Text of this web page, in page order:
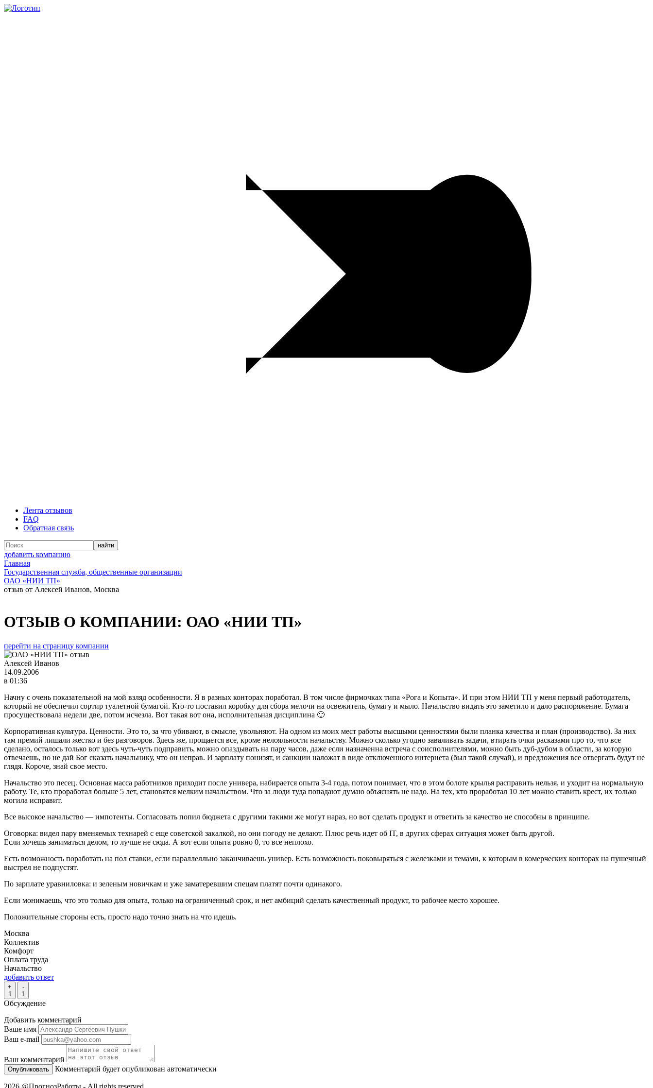
Лента отзывов
FAQ
Обратная связь
добавить компанию
Главная
Государственная служба, общественные организации
ОАО «НИИ ТП»
отзыв от Алексей Иванов, Москва
ОТЗЫВ О КОМПАНИИ: ОАО «НИИ ТП»
перейти на страницу компании
Алексей Иванов
14.09.2006
в 01:36
Начну с очень показательной на мой взляд особенности. Я в разных конторах поработал. В том числе фирмочках типа «Рога и Копыта». И при этом НИИ ТП у меня первый работодатель,
который не обеспечил сортир туалетной бумагой. Кто-то поставил коробку для сбора мелочи на освежитель, бумагу и мыло. Начальство видать это заметило и дало распоряжение. Бумага
просуществовала недели две, потом исчезла. Вот такая вот она, исполнительная дисциплина 🙂
Корпоративная культура. Ценности. Это то, за что убивают, в смысле, увольняют. На одном из моих мест работы высшыми ценностями были планка качества и план (производство). За них
там премий лишали жестко и без разговоров. Здесь же, прощается все, кроме нелояльности начальству. Можно сколько угодно заваливать задачи, втирать очки расказами про то, что все
сделано, осталось только вот здесь чуть-чуть подправить, можно опаздывать на пару часов, даже если назначенна встреча с соисполнителями, можно быть дуб-дубом в области, за которую
отвечаешь, но не дай Бог сказать начальнику, что он неправ. И зарплату понизят, и санкции наложат в виде отключенного интернета (был такой случай), и предложения все отвергать будут не
глядя. Короче, знай свое место.
Начальство это песец. Основная масса работников приходит после универа, набирается опыта 3-4 года, потом понимает, что в этом болоте крылья расправить нельзя, и уходит на нормальную
работу. Те, кто проработал больше 5 лет, становятся мелким начальством. Что за люди туда попадают думаю объяснять не надо. На тех, кто проработал 10 лет можно ставить крест, их только
могила исправит.
Все высокое начальство — импотенты. Согласовать попил бюджета с другими такими же могут нараз, но вот сделать продукт и ответить за качество не способны в принципе.
Оговорка: видел пару вменяемых технарей с еще советской закалкой, но они погоду не делают. Плюс речь идет об IT, в других сферах ситуация может быть другой.
Если хочешь заниматься делом, то лучше не сюда. А вот если опыта ровно 0, то все неплохо.
Есть возможность поработать на пол ставки, если параллелльно заканчиваешь универ. Есть возможность поковыряться с железками и темами, к которым в комерческих конторах на пушечный
выстрел не подпустят.
По зарплате уравниловка: и зеленым новичкам и уже заматеревшим спецам платят почти одинакого.
Если монимаешь, что это только для опыта, только на ограниченный срок, и нет амбиций сделать качественный продукт, то рабочее место хорошее.
Положительные стороны есть, просто надо точно знать на что идешь.
Москва
Коллектив
Комфорт
Оплата труда
Начальство
добавить ответ
+
1
-
1
Обсуждение
Добавить комментарий
Ваше имя
Ваш e-mail
Ваш комментарий
Комментарий будет опубликован автоматически
2026 @ПрогнозРаботы - All rights reserved